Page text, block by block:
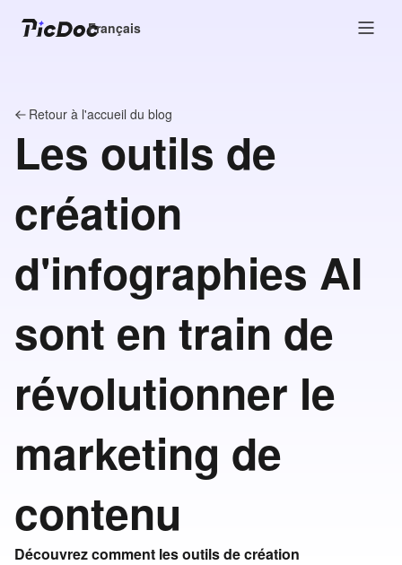
Français
Retour à l'accueil du blog
Les outils de
création
d'infographies AI
sont en train de
révolutionner le
marketing de
contenu
Découvrez comment les outils de création